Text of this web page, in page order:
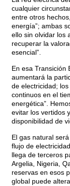
cualquier
entre otros
energía”; ambas
ello sin olvidar los
recuperar la
esencial”.
En esa Transición
aumentará la
de electricidad;
continuos en el
energética”.
evitar los vertidos
disponibilidad de
El gas natural
flujo de
llega de terceros
Argelia, Nigeria,
reservas en esos
global puede